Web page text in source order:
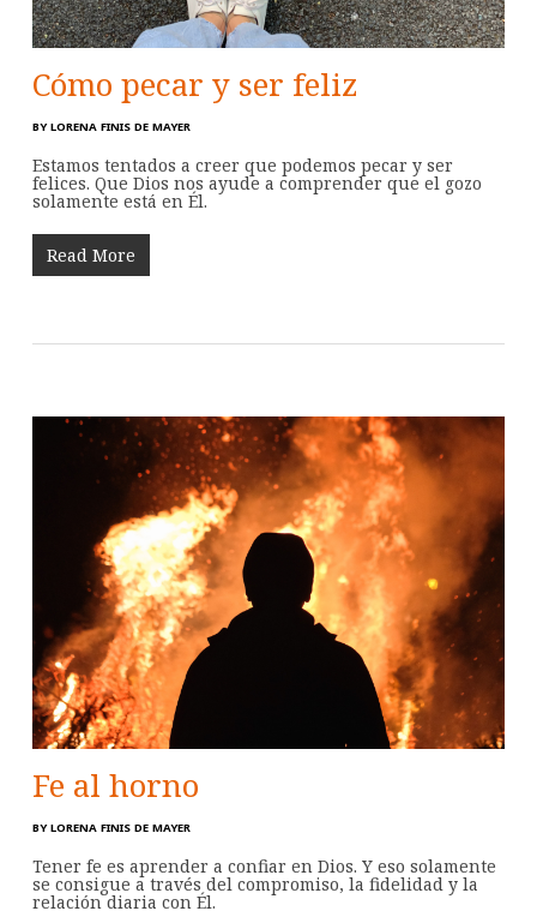
Cómo pecar y ser feliz
BY LORENA FINIS DE MAYER
Estamos tentados a creer que podemos pecar y ser
felices. Que Dios nos ayude a comprender que el gozo
solamente está en Él.
Read More
Fe al horno
BY LORENA FINIS DE MAYER
Tener fe es aprender a confiar en Dios. Y eso solamente
se consigue a través del compromiso, la fidelidad y la
relación diaria con Él.